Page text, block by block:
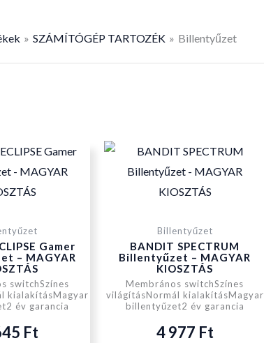
SZÁMÍTÓGÉP TARTOZÉK Billentyűzet
Gamer
– MAGYAR
switchSzínes
kialakításMagyar
év garancia
Ft
Billentyűzet
BANDIT SPECTRUM
Billentyűzet – MAGYAR
KIOSZTÁS
Membrános switchSzínes
világításNormál kialakításMagyar
billentyűzet2 év garancia
4 977 Ft